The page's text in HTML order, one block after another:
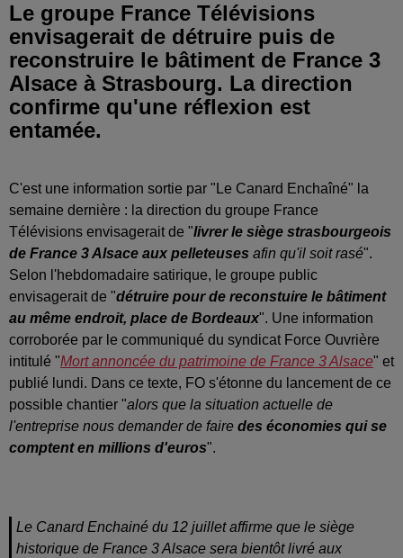
Le groupe France Télévisions
envisagerait de détruire puis de
reconstruire le bâtiment de France 3
Alsace à Strasbourg. La direction
confirme qu'une réflexion est
entamée.
C'est une information sortie par "Le Canard Enchaîné" la
semaine dernière : la direction du groupe France
Télévisions envisagerait de "livrer le siège strasbourgeois
de France 3 Alsace aux pelleteuses afin qu'il soit rasé".
Selon l'hebdomadaire satirique, le groupe public
envisagerait de "détruire pour de reconstuire le bâtiment
au même endroit, place de Bordeaux". Une information
corroborée par le communiqué du syndicat Force Ouvrière
intitulé "Mort annoncée du patrimoine de France 3 Alsace" et
publié lundi. Dans ce texte, FO s'étonne du lancement de ce
possible chantier "alors que la situation actuelle de
l'entreprise nous demander de faire des économies qui se
comptent en millions d'euros".
Le Canard Enchainé du 12 juillet affirme que le siège
historique de France 3 Alsace sera bientôt livré aux